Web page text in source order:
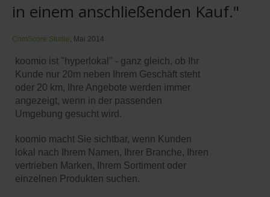
in einem anschließenden Kauf."
ComScore Studie, Mai 2014
koomio ist "hyperlokal" - ganz gleich, ob Ihr
Kunde nur 20m neben Ihrem Geschäft steht
oder 20 km, Ihre Angebote werden immer
angezeigt, wenn in der passenden
Umgebung gesucht wird.
koomio macht Sie sichtbar, wenn Kunden
lokal nach Ihrem Namen, Ihrer Branche, Ihren
vertrieben Marken, Ihrem Sortiment oder
einzelnen Produkten suchen.